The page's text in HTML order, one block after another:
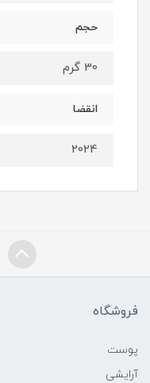
حجم
30 گرم
انقضا
2024
فروشگاه
پوست
آرایشی